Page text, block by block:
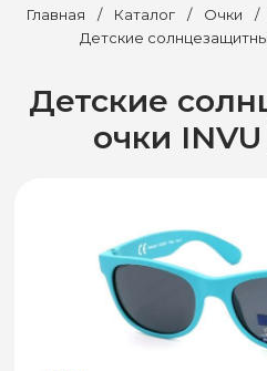
Главная / Каталог / Очки /
Детские
Детские
очки